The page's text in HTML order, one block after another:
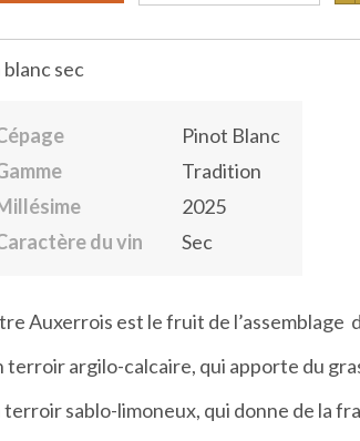
blanc sec
Pinot Blanc
Tradition
2025
du vin
Sec
Auxerrois est le fruit de
terroir argilo-calcaire, qui apporte du
terroir sablo-limoneux, qui donne de la